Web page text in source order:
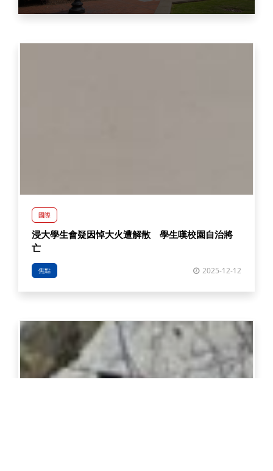
國際
浸大學生會疑因悼大火遭解散 學生嘆校園自治將
亡
焦點 2025-12-12